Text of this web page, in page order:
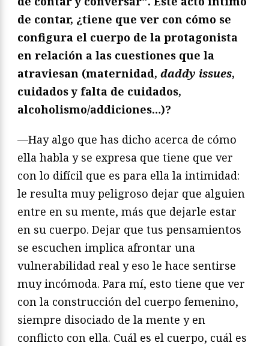
de contar, ¿tiene que ver con cómo se
configura el cuerpo de la protagonista
en relación a las cuestiones que la
atraviesan (maternidad, daddy issues,
cuidados y falta de cuidados,
alcoholismo/addiciones…)?
—Hay algo que has dicho acerca de cómo
ella habla y se expresa que tiene que ver
con lo difícil que es para ella la intimidad:
le resulta muy peligroso dejar que alguien
entre en su mente, más que dejarle estar
en su cuerpo. Dejar que tus pensamientos
se escuchen implica afrontar una
vulnerabilidad real y eso le hace sentirse
muy incómoda. Para mí, esto tiene que ver
con la construcción del cuerpo femenino,
siempre disociado de la mente y en
conflicto con ella. Cuál es el cuerpo, cuál es